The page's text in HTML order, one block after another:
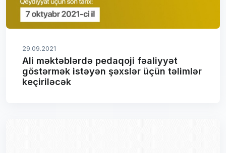
29.09.2021
Ali məktəblərdə pedaqoji fəaliyyət
göstərmək istəyən şəxslər üçün təlimlər
keçiriləcək